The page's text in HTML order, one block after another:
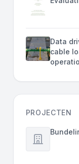
Data
cable
PROJECTEN